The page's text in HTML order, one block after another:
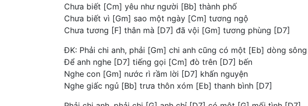
Chưa biết [Cm] yêu như người [Bb] thành phố
Chưa biết vì [Gm] sao một ngày [Cm] tương ngộ
Chưa tương [F] thân mà [D7] đã vội [Gm] tương phùng [D7]
ĐK: Phải chi anh, phải [Gm] chi anh cũng có một [Eb] dòng sông
Để anh nghe [D7] tiếng gọi [Cm] đò trên [D7] bến
Nghe con [Gm] nước rì rầm lời [D7] khấn nguyện
Nghe giấc ngủ [Bb] trưa thôn xóm [Eb] thanh bình [D7]